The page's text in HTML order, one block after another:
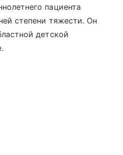
пациента
степени тяжести. Он
детской